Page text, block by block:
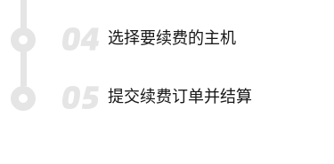
选择要续费的主机
提交续费订单并结算